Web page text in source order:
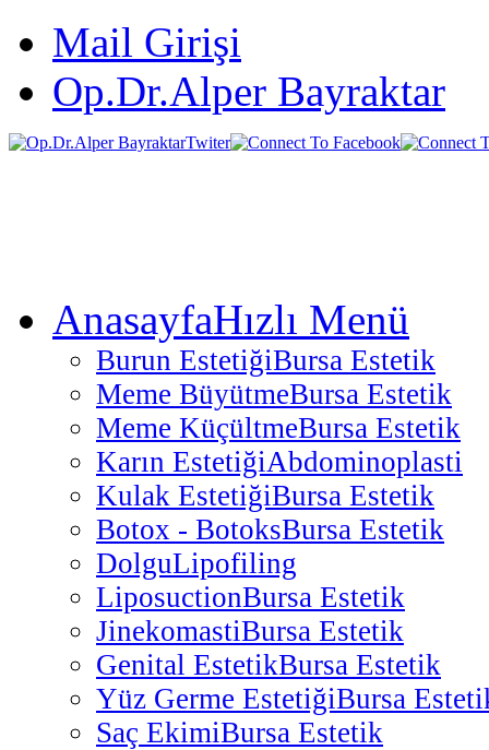
Mail Girişi
Op.Dr.Alper Bayraktar
AnasayfaHızlı Menü
Burun EstetiğiBursa Estetik
Meme BüyütmeBursa Estetik
Meme KüçültmeBursa Estetik
Karın EstetiğiAbdominoplasti
Kulak EstetiğiBursa Estetik
Botox - BotoksBursa Estetik
DolguLipofiling
LiposuctionBursa Estetik
JinekomastiBursa Estetik
Genital EstetikBursa Estetik
Yüz Germe EstetiğiBursa
Saç EkimiBursa Estetik